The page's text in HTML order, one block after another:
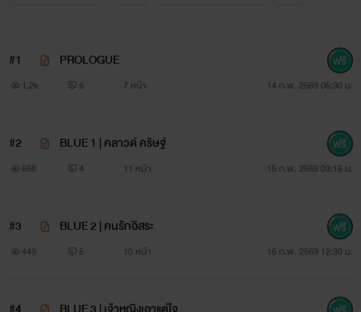
#1 PROLOGUE
1.2k 6 7 หน้า 14 ก.พ. 2569 05:30 น.
#2 BLUE 1 | คลาวด์ คริษฐ์
668 4 11 หน้า 15 ก.พ. 2569 03:15 น.
#3 BLUE 2 | คนรักอิสระ
449 5 10 หน้า 15 ก.พ. 2569 12:30 น.